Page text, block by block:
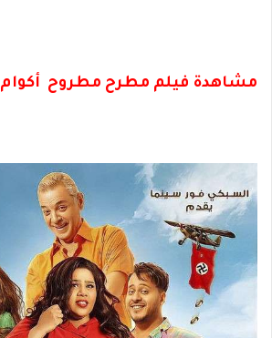
مشاهدة فيلم مطرح مطروح أكوام 2023: